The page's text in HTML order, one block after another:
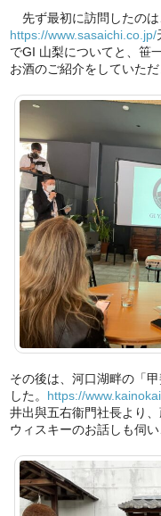
先ず最初に訪問したのは
https://www.sasaichi.co.jp/
でGI 山梨についてと、笹
お酒のご紹介をしていただ
その後は、河口湖畔の「
した。 https://
井出與五右衞門社長より
ウィスキーのお話しも伺い